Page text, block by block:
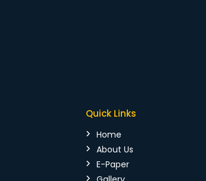
Quick Links
Home
About Us
E-Paper